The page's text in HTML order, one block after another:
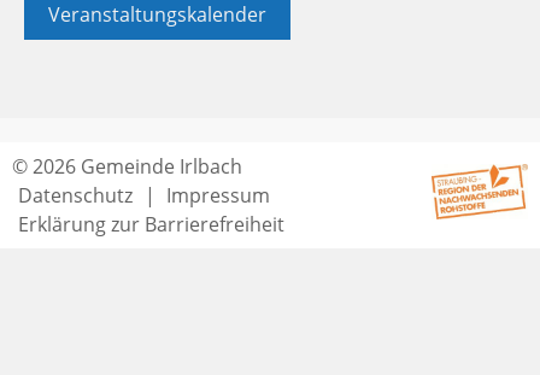
Veranstaltungskalender
© 2026 Gemeinde Irlbach
Datenschutz
Impressum
Erklärung zur Barrierefreiheit